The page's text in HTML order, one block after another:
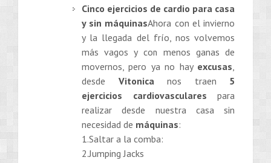
Cinco ejercicios de cardio para casa
y sin máquinasAhora con el invierno
y la llegada del frío, nos volvemos
más vagos y con menos ganas de
movernos, pero ya no hay excusas
desde Vitonica nos traen 5
ejercicios cardiovasculares para
realizar desde nuestra casa sin
necesidad de máquinas:
1.Saltar a la comba:
2.Jumping Jacks